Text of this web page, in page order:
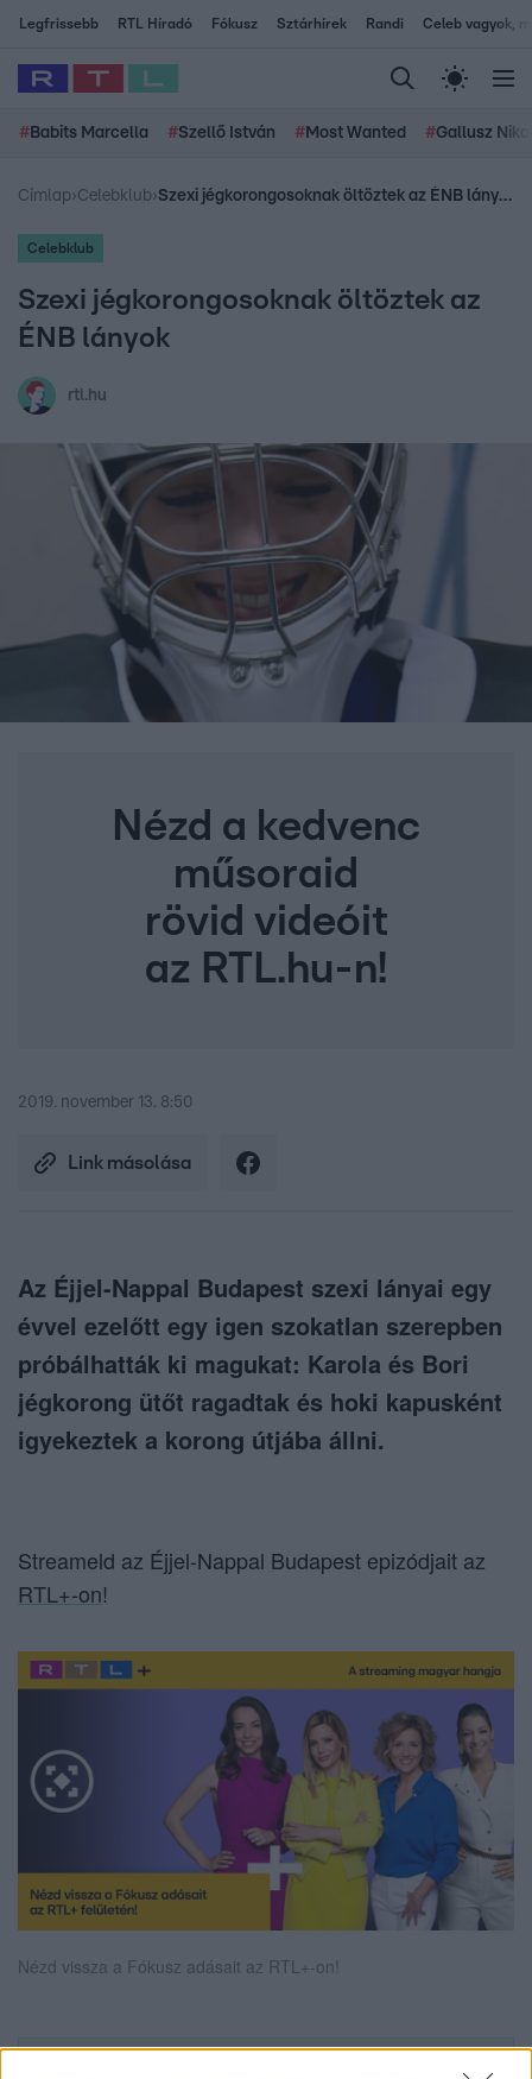
Legfrissebb RTL Híradó Fókusz Sztárhírek Randi Celeb vagyok,
# Babits Marcella #Szellő István # Most Wanted #Gallusz
Címlap›Celebklub› Szexi jégkorongosoknak öltöztek az ÉNB lányok
Celebklub
Szexi jégkorongosoknak öltöztek az
ÉNB lányok
rtl.hu
Nézd a kedvenc
műsoraid
rövid videóit
az RTL.hu-n!
2019. november 13. 8:50
Link másolása
Az Éjjel-Nappal Budapest szexi lányai egy
évvel ezelőtt egy igen szokatlan szerepben
próbálhatták ki magukat: Karola és Bori
jégkorong ütőt ragadtak és hoki kapusként
igyekeztek a korong útjába állni.
Streameld az Éjjel-Nappal Budapest epizódjait az
RTL+-on!
Nézd vissza a Fókusz adásait az RTL+-on!